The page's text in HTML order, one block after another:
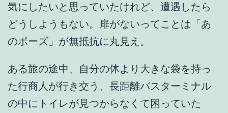
気にしたいと思っていたけれど、遭遇したら
どうしようもない。扉がないってことは「あ
のポーズ」が無抵抗に丸見え。
ある旅の途中、自分の体より大きな袋を持っ
た行商人が行き交う、長距離バスターミナル
の中にトイレが見つからなくて困っていた